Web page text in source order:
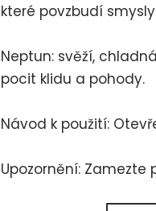
které povzbudí
Neptun: svěží,
pocit klidu a pohody.
Návod k použití:
Upozornění: